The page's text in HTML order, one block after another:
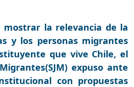
mostrar la relevancia de la
y los personas migrantes
que vive Chile, el
expuso ante
con propuestas